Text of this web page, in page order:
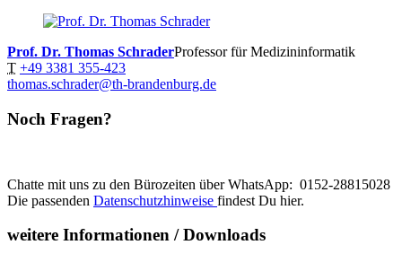
Prof. Dr. Thomas SchraderProfessor für Medizininformatik
T +49 3381 355-423
thomas.schrader@th-brandenburg.de
Noch Fragen?
Chatte mit uns zu den Bürozeiten über WhatsApp: 0152-28815028
Die passenden Datenschutzhinweise findest Du hier.
weitere Informationen / Downloads